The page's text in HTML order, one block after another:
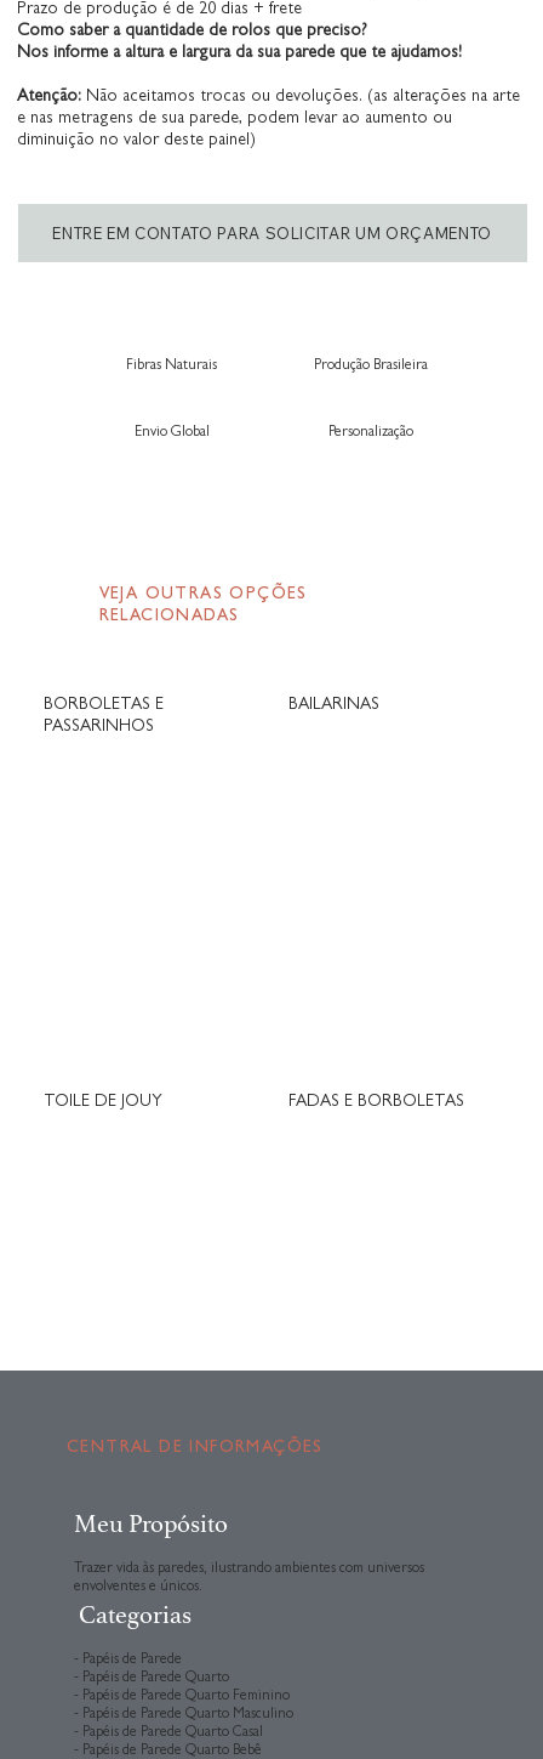
Prazo de produção é de 20 dias + frete
Como saber a quantidade de rolos que preciso?
Nos informe a altura e largura da sua parede que te ajudamos!
Atenção: Não aceitamos trocas ou devoluções. (as alterações na arte
e nas metragens de sua parede, podem levar ao aumento ou
diminuição no valor deste painel)
ENTRE EM CONTATO PARA SOLICITAR UM ORÇAMENTO
Fibras Naturais Produção Brasileira
Envio Global Personalização
VEJA OUTRAS OPÇÕES
RELACIONADAS
BORBOLETAS E
PASSARINHOS
BAILARINAS
TOILE DE JOUY FADAS E BORBOLETAS
CENTRAL DE INFORMAÇÕES
Meu Propósito
Trazer vida às paredes, ilustrando ambientes com universos
envolventes e únicos.
Categorias
- Papéis de Parede
- Papéis de Parede Quarto
- Papéis de Parede Quarto Feminino
- Papéis de Parede Quarto Masculino
- Papéis de Parede Quarto Casal
- Papéis de Parede Quarto Bebê